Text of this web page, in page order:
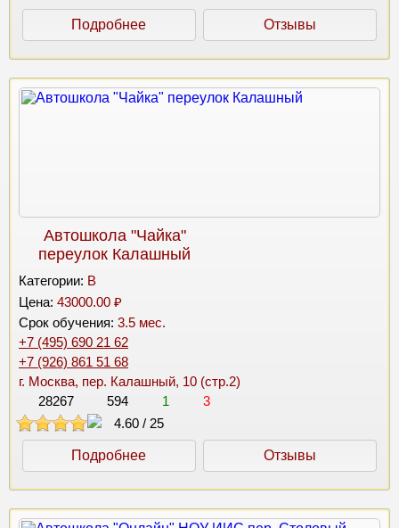
Подробнее Отзывы
Автошкола "Чайка"
переулок Калашный
Категории: B
Цена: 43000.00 ₽
Срок обучения: 3.5 мес.
+7 (495) 690 21 62
+7 (926) 861 51 68
г. Москва, пер. Калашный, 10 (стр.2)
28267
594 1
3
4.60 / 25
Подробнее Отзывы